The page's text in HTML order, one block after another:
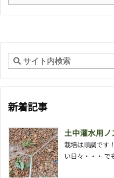
新着記事
土中灌水用
栽培は順調です
い日々・・・ で